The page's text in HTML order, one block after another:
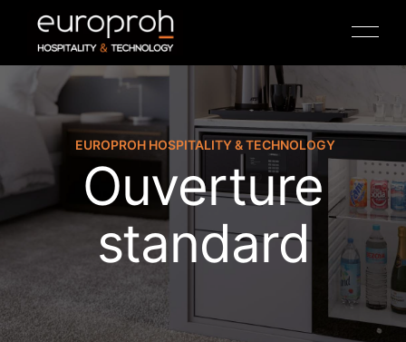
TV HOSPITALITY
IPTV
EUROPROH HOSPITALITY & TECHNOLOGY
Ouverture
standard